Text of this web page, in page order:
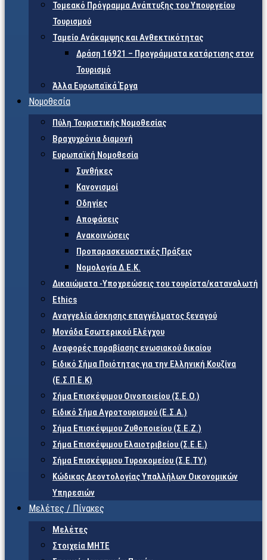
Τομεακό Πρόγραμμα Ανάπτυξης του Υπουργείου
Τουρισμού
Ταμείο Ανάκαμψης και Ανθεκτικότητας
Δράση 16921 – Προγράμματα κατάρτισης στον
Τουρισμό
Άλλα Ευρωπαϊκά Έργα
Νομοθεσία
Πύλη Τουριστικής Νομοθεσίας
Βραχυχρόνια διαμονή
Ευρωπαϊκή Νομοθεσία
Συνθήκες
Κανονισμοί
Οδηγίες
Αποφάσεις
Ανακοινώσεις
Προπαρασκευαστικές Πράξεις
Νομολογία Δ.Ε.Κ.
Δικαιώματα -Υποχρεώσεις του τουρίστα/καταναλωτή
Ethics
Αναγγελία άσκησης επαγγέλματος ξεναγού
Μονάδα Εσωτερικού Ελέγχου
Αναφορές παραβίασης ενωσιακού δικαίου
Ειδικό Σήμα Ποιότητας για την Ελληνική Κουζίνα
(Ε.Σ.Π.Ε.Κ)
Σήμα Επισκέψιμου Οινοποιείου (Σ.Ε.Ο.)
Ειδικό Σήμα Αγροτουρισμού (Ε.Σ.Α.)
Σήμα Επισκέψιμου Ζυθοποιείου (Σ.Ε.Ζ.)
Σήμα Επισκέψιμου Ελαιοτριβείου (Σ.Ε.Ε.)
Σήμα Επισκέψιμου Τυροκομείου (Σ.Ε.TY.)
Κώδικας Δεοντολογίας Υπαλλήλων Οικονομικών
Υπηρεσιών
Μελέτες / Πίνακες
Μελέτες
Στοιχεία ΜΗΤΕ